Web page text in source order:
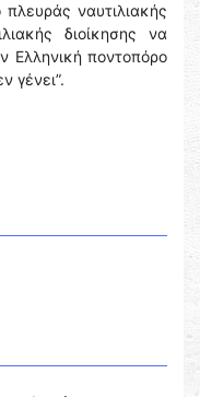
ναυτιλιακής
διοίκησης να
Ελληνική ποντοπόρο
γένει”.